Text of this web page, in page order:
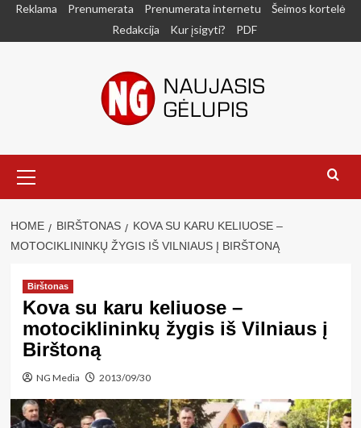
SkipReklama Prenumerata Prenumerata internetu
Šeimos kortelė
Redakcija
Kur įsigyti? PDF
Menu
HOME BIRŠTONAS
KOVA SU KARU KELIUOSE –
MOTOCIKLININKŲ ŽYGIS IŠ VILNIAUS Į BIRŠTONĄ
Birštonas
Kova su karu keliuose –
motociklininkų žygis iš Vilniaus į
Birštoną
NG Media 2013/09/30